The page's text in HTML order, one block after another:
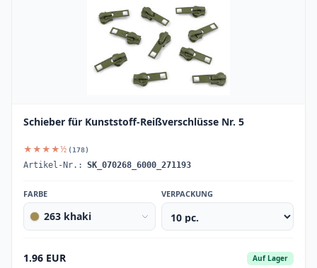
Schieber für Kunststoff-Reißverschlüsse Nr. 5
★★★★½ (178)
Artikel-Nr.: SK_070268_6000_271193
FARBE
263 khaki
VERPACKUNG
1.96 EUR Auf Lager